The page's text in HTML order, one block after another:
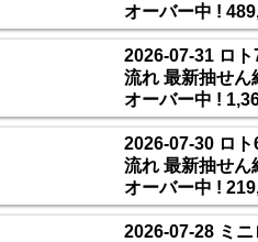
オーバー中 !
2026-07-31 ロ
流れ 最新抽せん
オーバー中 !
2026-07-30 ロ
流れ 最新抽せん
オーバー中 !
2026-07-28 ミニ